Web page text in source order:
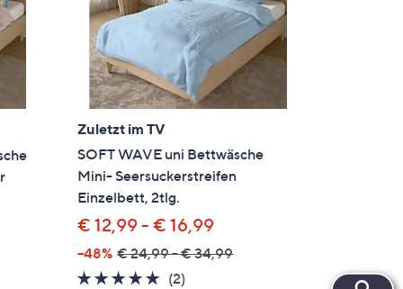
Zuletzt im TV
SOFT WAVE uni Bettwäsche
Mini- Seersuckerstreifen
Einzelbett, 2tlg.
€ 12,99 - € 16,99
--48% € 24,99 - € 34,99
5.0
(2)